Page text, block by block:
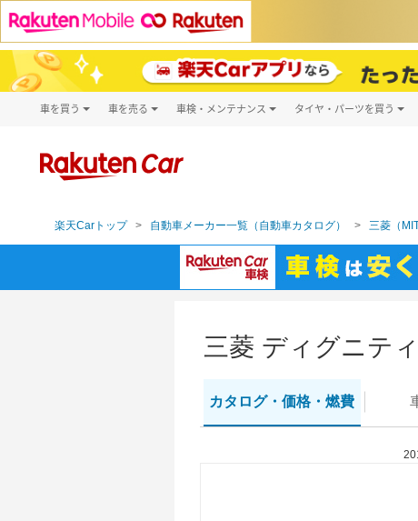
車を買う
新車
車を売る 車検・メンテナンス タイヤ・パーツを買う
楽天Carトップ 自動車メーカー一覧（自動車カタログ） 三菱（
三菱 ディグニテ
カタログ・価格・燃費